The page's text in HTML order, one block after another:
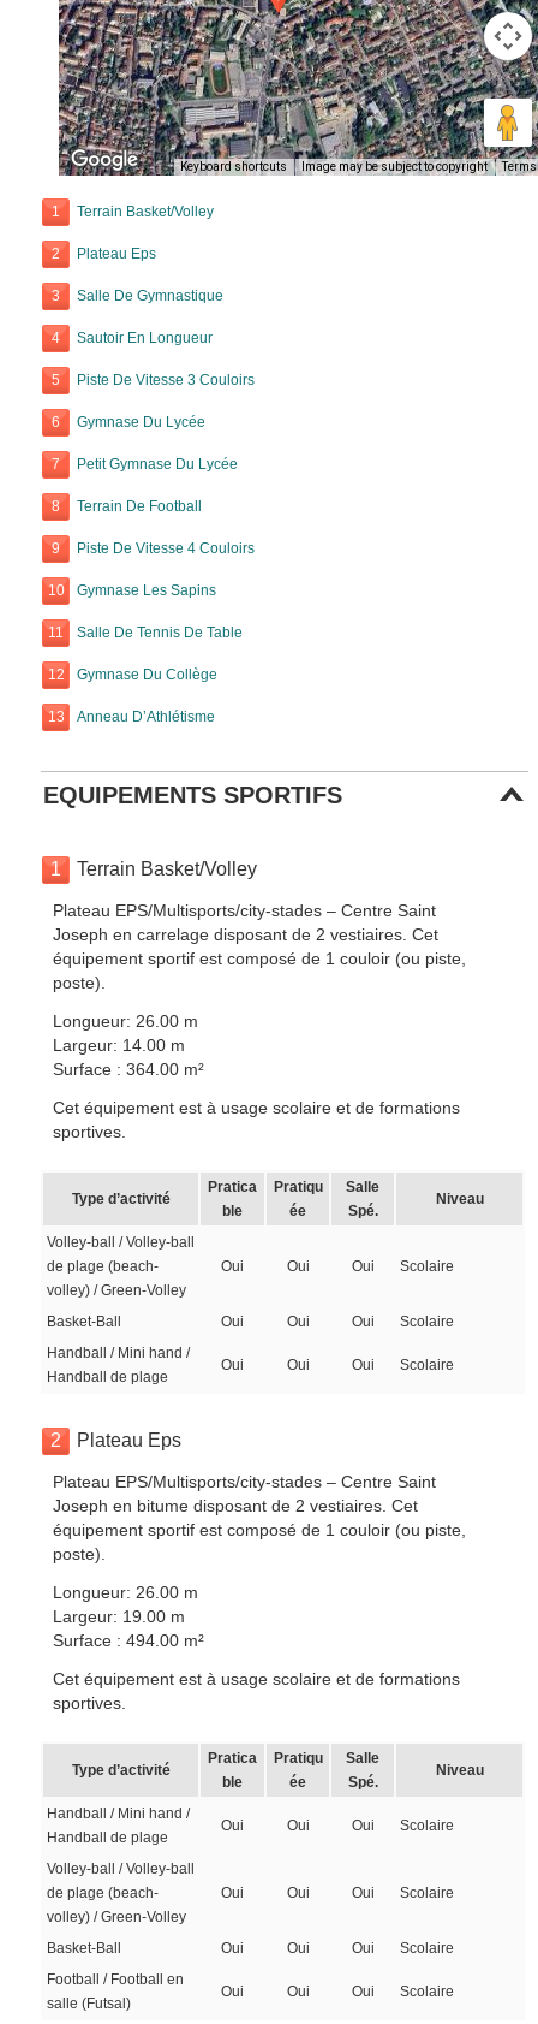
Keyboard shortcuts Image may be subject to copyright Terms
1 Terrain Basket/Volley
2 Plateau Eps
3 Salle De Gymnastique
4 Sautoir En Longueur
5 Piste De Vitesse 3 Couloirs
6 Gymnase Du Lycée
7 Petit Gymnase Du Lycée
8 Terrain De Football
9 Piste De Vitesse 4 Couloirs
10 Gymnase Les Sapins
11 Salle De Tennis De Table
12 Gymnase Du Collège
13 Anneau D’Athlétisme
EQUIPEMENTS SPORTIFS
1 Terrain Basket/Volley
Plateau EPS/Multisports/city-stades – Centre Saint
Joseph en carrelage disposant de 2 vestiaires. Cet
équipement sportif est composé de 1 couloir (ou piste,
poste).
Longueur: 26.00 m
Largeur: 14.00 m
Surface : 364.00 m²
Cet équipement est à usage scolaire et de formations
sportives.
Type d’activité
Pratica
ble
Pratiqu
ée
Salle
Spé.
Niveau
Volley-ball / Volley-ball
de plage (beach-
volley) / Green-Volley
Oui Oui Oui Scolaire
Basket-Ball Oui Oui Oui
Scolaire
Handball / Mini hand /
Handball de plage
Oui Oui Oui Scolaire
2 Plateau Eps
Plateau EPS/Multisports/city-stades – Centre Saint
Joseph en bitume disposant de 2 vestiaires. Cet
équipement sportif est composé de 1 couloir (ou piste,
poste).
Longueur: 26.00 m
Largeur: 19.00 m
Surface : 494.00 m²
Cet équipement est à usage scolaire et de formations
sportives.
Type d’activité
Pratica
ble
Pratiqu
ée
Salle
Spé.
Niveau
Handball / Mini hand /
Handball de plage
Oui Oui Oui Scolaire
Volley-ball / Volley-ball
de plage (beach-
volley) / Green-Volley
Oui Oui Oui Scolaire
Basket-Ball Oui Oui Oui
Scolaire
Football / Football en
salle (Futsal)
Oui Oui Oui Scolaire